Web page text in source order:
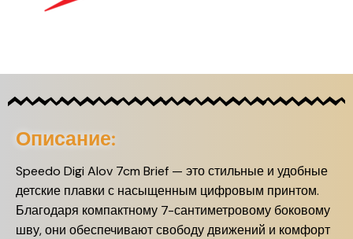
Описание:
Speedo Digi Alov 7cm Brief — это стильные и удобные
детские плавки с насыщенным цифровым принтом.
Благодаря компактному 7-сантиметровому боковому
шву, они обеспечивают свободу движений и комфорт